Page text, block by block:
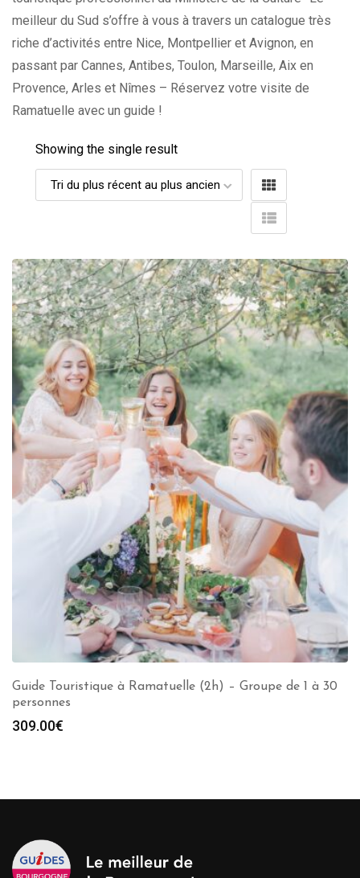
meilleur du Sud s’offre à vous à travers un catalogue très
riche d’activités entre Nice, Montpellier et Avignon, en
passant par Cannes, Antibes, Toulon, Marseille, Aix en
Provence, Arles et Nîmes – Réservez votre visite de
Ramatuelle avec un guide !
Showing the single result
Guide Touristique à Ramatuelle (2h) – Groupe de 1 à 30
personnes
309.00€